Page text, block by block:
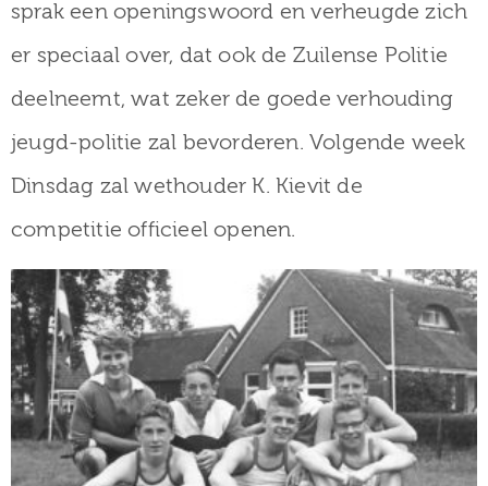
sprak een openingswoord en verheugde zich
er speciaal over, dat ook de Zuilense Politie
deelneemt, wat zeker de goede verhouding
jeugd-politie zal bevorderen. Volgende week
Dinsdag zal wethouder K. Kievit de
competitie officieel openen.